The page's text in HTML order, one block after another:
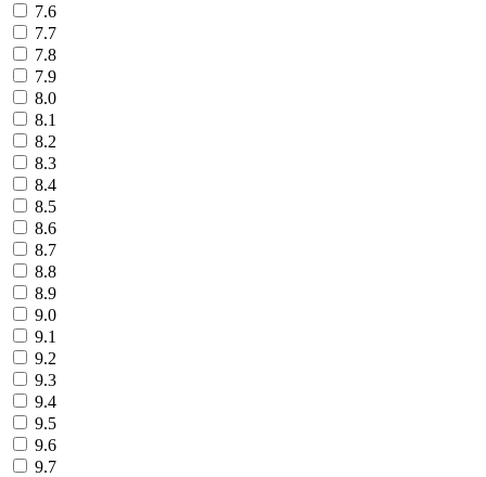
7.6
7.7
7.8
7.9
8.0
8.1
8.2
8.3
8.4
8.5
8.6
8.7
8.8
8.9
9.0
9.1
9.2
9.3
9.4
9.5
9.6
9.7